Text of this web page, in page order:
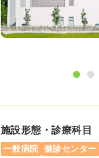
給与
お問い合わせくださ
時間 8:45～13:00
※経験5年の例
時間 8:45～17:00
施設形態・診療科目
一般病院 健診センター